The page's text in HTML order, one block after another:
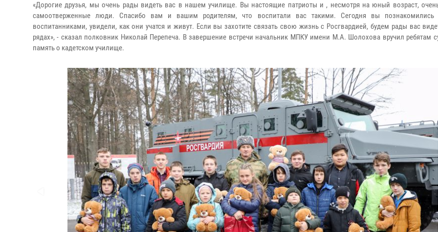
«Дорогие друзья, мы очень рады видеть вас в нашем училище. Вы настоящие патриоты и , несмотря на юный возраст,
самоотверженные люди. Спасибо вам и вашим родителям, что воспитали вас такими. Сегодня вы
воспитанниками, увидели, как они учатся и живут. Если вы захотите связать свою жизнь с Росгвардией, будем рады вас
рядах», - сказал полковник Николай Перепеча. В завершение встречи начальник МПКУ имени М.А. Шолохова вручил ребятам
память о кадетском училище.